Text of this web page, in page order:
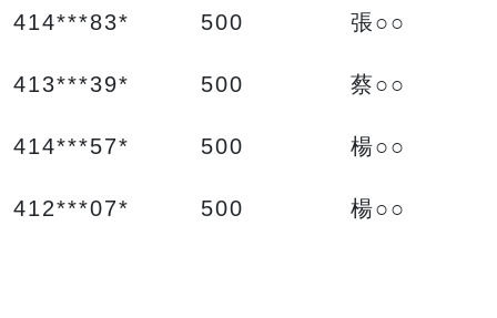
414***83* 500 張○○
413***39* 500 蔡○○
414***57* 500 楊○○
412***07* 500 楊○○